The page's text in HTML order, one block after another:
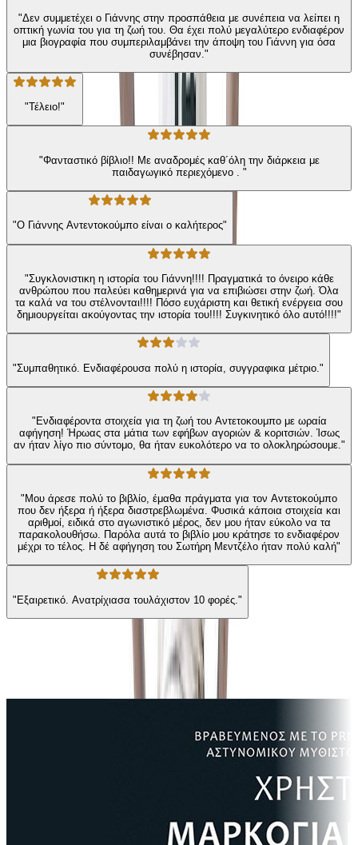
"Δεν συμμετέχει ο Γιάννης στην προσπάθεια με συνέπεια να λείπει η
οπτική γωνία του για τη ζωή του. Θα έχει πολύ μεγαλύτερο ενδιαφέρον
μια βιογραφία που συμπεριλαμβάνει την άποψη του Γιάννη για όσα
συνέβησαν."
"Τέλειο!"
"Φανταστικό βίβλιο!! Με αναδρομές καθ´όλη την διάρκεια με
παιδαγωγικό περιεχόμενο . "
"Ο Γιάννης Αντεντοκούμπο είναι ο καλήτερος"
"Συγκλονιστικη η ιστορία του Γιάννη!!!! Πραγματικά το όνειρο κάθε
ανθρώπου που παλεύει καθημερινά για να επιβιώσει στην ζωή. Όλα
τα καλά να του στέλνονται!!!! Πόσο ευχάριστη και θετική ενέργεια σου
δημιουργείται ακούγοντας την ιστορία του!!!! Συγκινητικό όλο αυτό!!!!"
"Συμπαθητικό. Ενδιαφέρουσα πολύ η ιστορία, συγγραφικα μέτριο."
"Ενδιαφέροντα στοιχεία για τη ζωή του Αντετοκουμπο με ωραία
αφήγηση! Ήρωας στα μάτια των εφήβων αγοριών & κοριτσιών. Ίσως
αν ήταν λίγο πιο σύντομο, θα ήταν ευκολότερο να το ολοκληρώσουμε."
"Μου άρεσε πολύ το βιβλίο, έμαθα πράγματα για τον Αντετοκούμπο
που δεν ήξερα ή ήξερα διαστρεβλωμένα. Φυσικά κάποια στοιχεία και
αριθμοί, ειδικά στο αγωνιστικό μέρος, δεν μου ήταν εύκολο να τα
παρακολουθήσω. Παρόλα αυτά το βιβλίο μου κράτησε το ενδιαφέρον
μέχρι το τέλος. Η δέ αφήγηση του Σωτήρη Μεντζέλο ήταν πολύ καλή"
"Εξαιρετικό. Ανατρίχιασα τουλάχιστον 10 φορές."
Ίδιος Αφηγητής